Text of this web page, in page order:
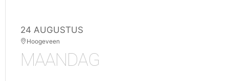
24 AUGUSTUS
Hoogeveen
MAANDAG